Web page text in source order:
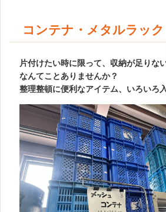
コンテナ・メタルラック
片付けたい時に限って、収納が足りな
なんてことありませんか？
整理整頓に便利なアイテム、いろいろ